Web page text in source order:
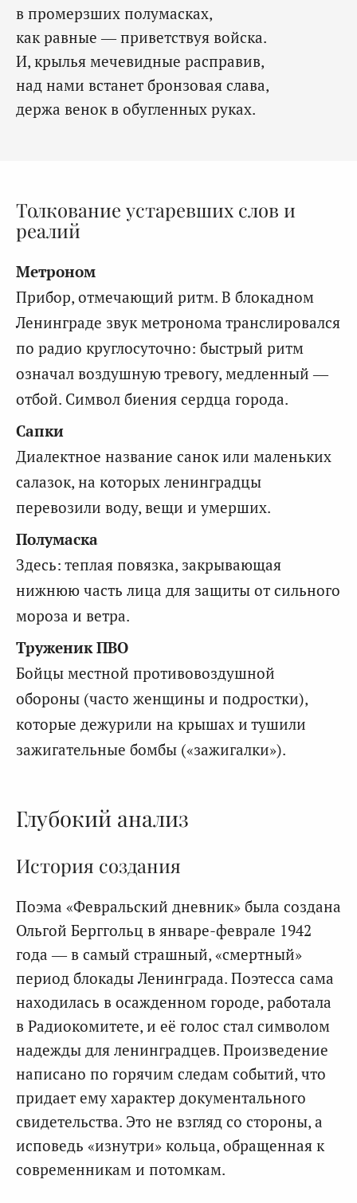
в промерзших полумасках,
как равные — приветствуя войска.
И, крылья мечевидные расправив,
над нами встанет бронзовая слава,
держа венок в обугленных руках.
Толкование устаревших слов и
реалий
Метроном
Прибор, отмечающий ритм. В блокадном
Ленинграде звук метронома транслировался
по радио круглосуточно: быстрый ритм
означал воздушную тревогу, медленный —
отбой. Символ биения сердца города.
Сапки
Диалектное название санок или маленьких
салазок, на которых ленинградцы
перевозили воду, вещи и умерших.
Полумаска
Здесь: теплая повязка, закрывающая
нижнюю часть лица для защиты от сильного
мороза и ветра.
Труженик ПВО
Бойцы местной противовоздушной
обороны (часто женщины и подростки),
которые дежурили на крышах и тушили
зажигательные бомбы («зажигалки»).
Глубокий анализ
История создания
Поэма «Февральский дневник» была создана
Ольгой Берггольц в январе-феврале 1942
года — в самый страшный, «смертный»
период блокады Ленинграда. Поэтесса сама
находилась в осажденном городе, работала
в Радиокомитете, и её голос стал символом
надежды для ленинградцев. Произведение
написано по горячим следам событий, что
придает ему характер документального
свидетельства. Это не взгляд со стороны, а
исповедь «изнутри» кольца, обращенная к
современникам и потомкам.